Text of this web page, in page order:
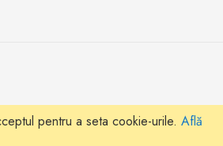
pentru a seta cookie-urile. Află